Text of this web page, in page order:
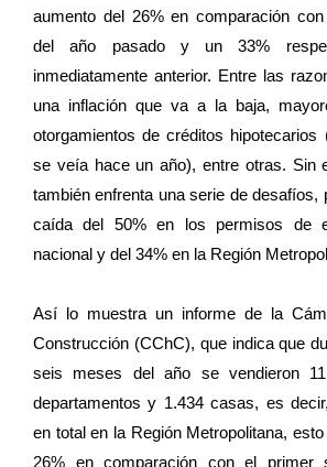
aumento del 26% en comparación
del año pasado y un 33%
inmediatamente anterior. Entre las
una inflación que va a la baja,
otorgamientos de créditos
se veía hace un año), entre otras. Sin
también enfrenta una serie de desafíos,
caída del 50% en los permisos de
nacional y del 34% en la Región
Así lo muestra un informe de la
Construcción (CChC), que indica que
seis meses del año se vendieron
departamentos y 1.434 casas, es
en total en la Región Metropolitana,
26% en comparación con el primer